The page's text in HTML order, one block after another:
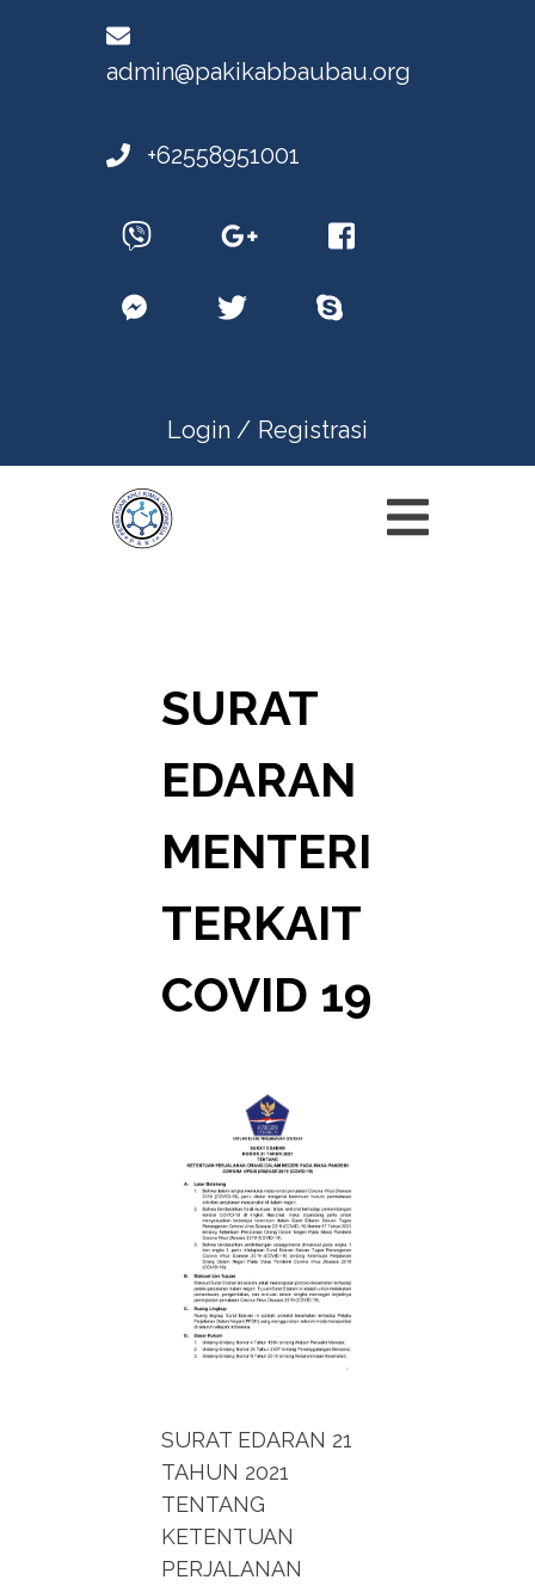
admin@pakikabbaubau.org
+62558951001
Login / Registrasi
SURAT
EDARAN
MENTERI
TERKAIT
COVID 19
SURAT EDARAN 21
TAHUN 2021
TENTANG
KETENTUAN
PERJALANAN